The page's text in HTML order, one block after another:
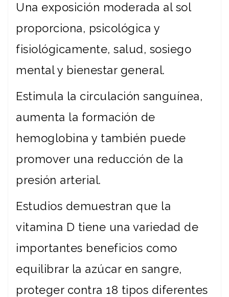
Una exposición moderada al sol
proporciona, psicológica y
fisiológicamente, salud, sosiego
mental y bienestar general.
Estimula la circulación sanguínea,
aumenta la formación de
hemoglobina y también puede
promover una reducción de la
presión arterial.
Estudios demuestran que la
vitamina D tiene una variedad de
importantes beneficios como
equilibrar la azúcar en sangre,
proteger contra 18 tipos diferentes